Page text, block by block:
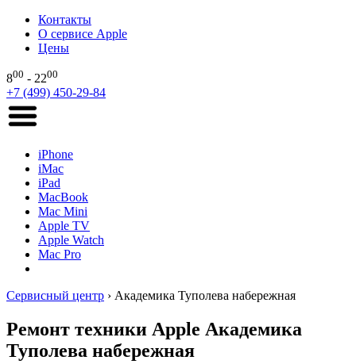
Контакты
О сервисе Apple
Цены
800 - 2200
+7 (499) 450-29-84
iPhone
iMac
iPad
MacBook
Mac Mini
Apple TV
Apple Watch
Mac Pro
Сервисный центр › Академика Туполева набережная
Ремонт техники Apple Академика
Туполева набережная